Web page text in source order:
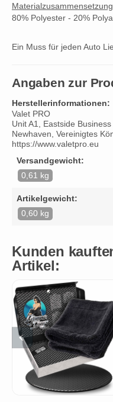
80% Polyester - 20%
Ein Muss für jeden Auto
Angaben zur
Herstellerinformationen:
Valet PRO
Unit A1, Eastside
Newhaven, Vereinigtes
https://www.valetpro.eu
Versandgewicht:
0,61 kg
Artikelgewicht:
0,60 kg
Kunden
Artikel: